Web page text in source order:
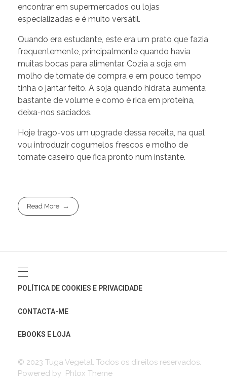
encontrar em supermercados ou lojas
especializadas e é muito versátil.
Quando era estudante, este era um prato que fazia
frequentemente, principalmente quando havia
muitas bocas para alimentar. Cozia a soja em
molho de tomate de compra e em pouco tempo
tinha o jantar feito. A soja quando hidrata aumenta
bastante de volume e como é rica em proteína,
deixa-nos saciados.
Hoje trago-vos um upgrade dessa receita, na qual
vou introduzir cogumelos frescos e molho de
tomate caseiro que fica pronto num instante.
Read More
POLÍTICA DE COOKIES E PRIVACIDADE
CONTACTA-ME
EBOOKS E LOJA
© 2023 Tuga Vegetal. Todos os direitos reservados.
Powered by Phlox Theme